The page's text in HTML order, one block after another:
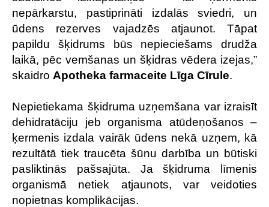
nepārkarstu, pastiprināti izdalās sviedri, un
ūdens rezerves vajadzēs atjaunot. Tāpat
papildu šķidrums būs nepieciešams drudža
laikā, pēc vemšanas un šķidras vēdera izejas,”
skaidro Apotheka farmaceite Līga Cīrule.
Nepietiekama šķidruma uzņemšana var izraisīt
dehidratāciju jeb organisma atūdeņošanos –
ķermenis izdala vairāk ūdens nekā uzņem, kā
rezultātā tiek traucēta šūnu darbība un būtiski
pasliktinās pašsajūta. Ja šķidruma līmenis
organismā netiek atjaunots, var veidoties
nopietnas komplikācijas.